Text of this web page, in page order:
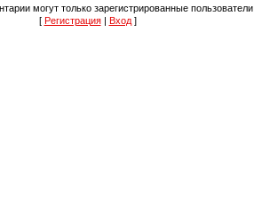
могут только зарегистрированные пользователи.
[ Регистрация| Вход]